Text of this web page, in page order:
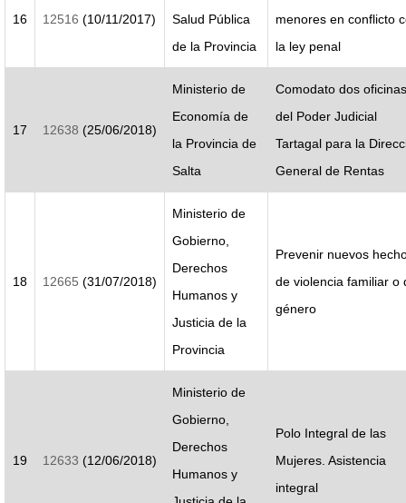
16 12516 (10/11/2017)
Salud Pública
de la Provincia
menores en conflicto
la ley penal
17 12638 (25/06/2018)
Ministerio de
Economía de
la Provincia de
Salta
Comodato dos oficinas
del Poder Judicial
Tartagal para la
General de Rentas
18 12665 (31/07/2018)
Ministerio de
Gobierno,
Derechos
Humanos y
Justicia de la
Provincia
Prevenir nuevos
de violencia familiar o
género
19 12633 (12/06/2018)
Ministerio de
Gobierno,
Derechos
Humanos y
Polo Integral de las
Mujeres. Asistencia
integral